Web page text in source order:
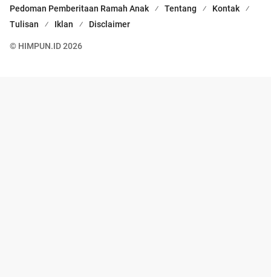
Pedoman Pemberitaan Ramah Anak
Tentang
Kontak
Tulisan
Iklan Disclaimer
© HIMPUN.ID 2026